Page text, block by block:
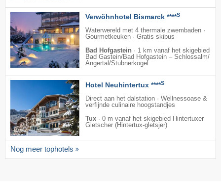
Verwöhnhotel Bismarck ****S
Waterwereld met 4 thermale zwembaden ·
Gourmetkeuken · Gratis skibus
Bad Hofgastein · 1 km vanaf het skigebied
Bad Gastein/​Bad Hofgastein – Schlossalm/​
Angertal/​Stubnerkogel
Hotel Neuhintertux ****S
Direct aan het dalstation · Wellnessoase &
verfijnde culinaire hoogstandjes
Tux · 0 m vanaf het skigebied Hintertuxer
Gletscher (Hintertux-gletsjer)
Nog meer tophotels